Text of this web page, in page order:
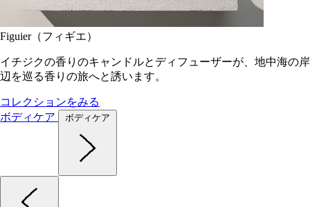
Figuier（フィギエ）
イチジクの香りのキャンドルとディフューザーが、地中海の岸
辺を巡る香りの旅へと誘います。
コレクションをみる
ボディケア
ボディケア